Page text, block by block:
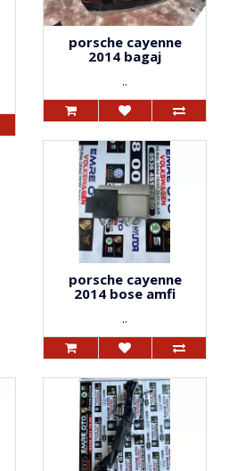
porsche cayenne
2014 bagaj
..
porsche cayenne
2014 bose amfi
..